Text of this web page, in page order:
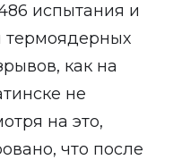
испытания и
термоядерных
как на
не
на это,
что после